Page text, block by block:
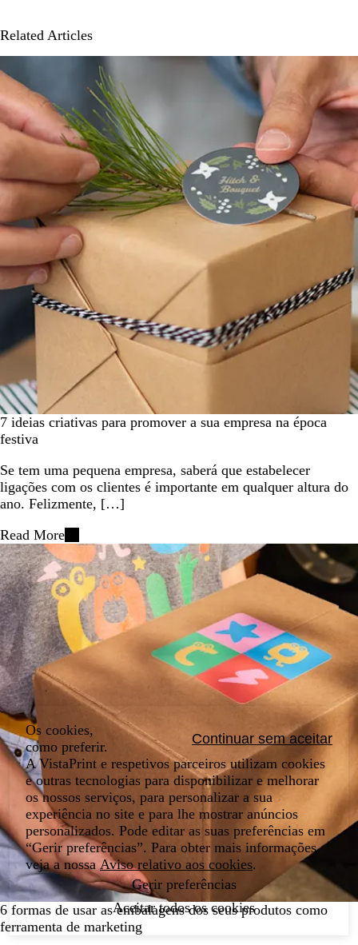
Related Articles
7 ideias criativas para promover a sua empresa na época
festiva
Se tem uma pequena empresa, saberá que estabelecer
ligações com os clientes é importante em qualquer altura do
ano. Felizmente, […]
Read More
6 formas de usar as embalagens dos seus produtos como
ferramenta de marketing
Os cookies,
como preferir.
Continuar sem aceitar
A VistaPrint e respetivos parceiros utilizam cookies
e outras tecnologias para disponibilizar e melhorar
os nossos serviços, para personalizar a sua
experiência no site e para lhe mostrar anúncios
personalizados. Pode editar as suas preferências em
“Gerir preferências”. Para obter mais informações,
veja a nossaAviso relativo aos cookies.
Gerir preferências
Aceitar todos os cookies